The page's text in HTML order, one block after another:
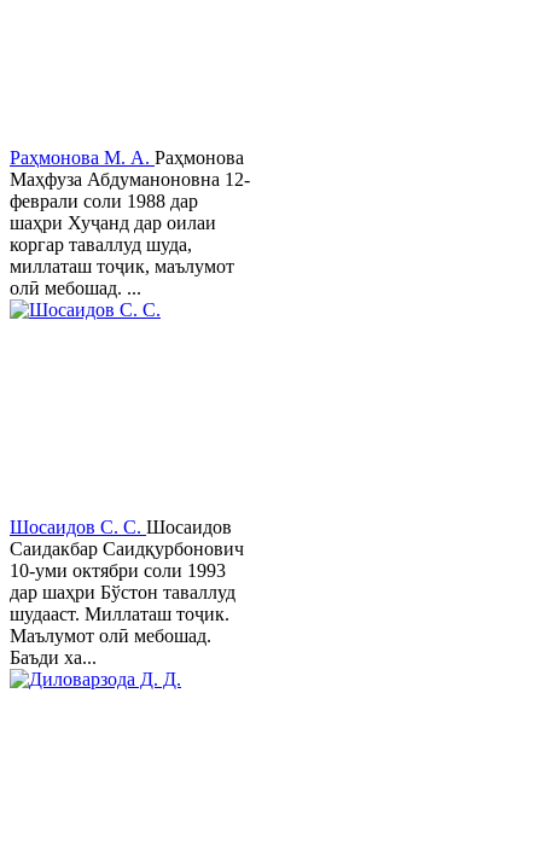
Раҳмонова М. А. Раҳмонова
Маҳфуза Абдуманоновна 12-
феврали соли 1988 дар
шаҳри Хуҷанд дар оилаи
коргар таваллуд шуда,
миллаташ тоҷик, маълумот
олӣ мебошад. ...
Шосаидов С. С. Шосаидов
Саидакбар Саидқурбонович
10-уми октябри соли 1993
дар шаҳри Бўстон таваллуд
шудааст. Миллаташ тоҷик.
Маълумот олӣ мебошад.
Баъди ха...